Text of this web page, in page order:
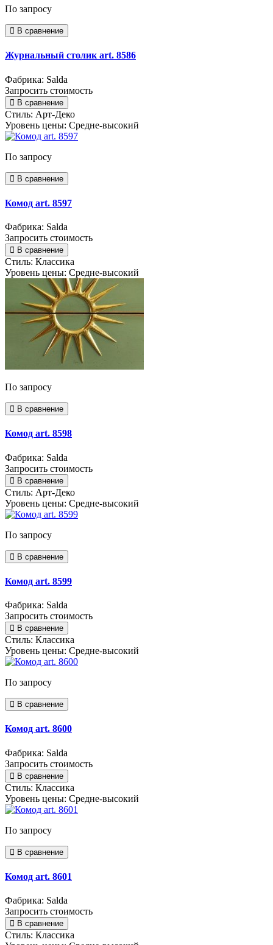
По запросу
В сравнение
Журнальный столик art. 8586
Фабрика: Salda
Запросить стоимость
В сравнение
Стиль: Арт-Деко
Уровень цены: Средне-высокий
По запросу
В сравнение
Комод art. 8597
Фабрика: Salda
Запросить стоимость
В сравнение
Стиль: Классика
Уровень цены: Средне-высокий
По запросу
В сравнение
Комод art. 8598
Фабрика: Salda
Запросить стоимость
В сравнение
Стиль: Арт-Деко
Уровень цены: Средне-высокий
По запросу
В сравнение
Комод art. 8599
Фабрика: Salda
Запросить стоимость
В сравнение
Стиль: Классика
Уровень цены: Средне-высокий
По запросу
В сравнение
Комод art. 8600
Фабрика: Salda
Запросить стоимость
В сравнение
Стиль: Классика
Уровень цены: Средне-высокий
По запросу
В сравнение
Комод art. 8601
Фабрика: Salda
Запросить стоимость
В сравнение
Стиль: Классика